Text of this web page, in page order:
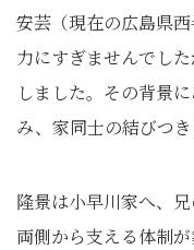
安芸（現在の広島県
力にすぎませんでし
しました。その背景
み、家同士の結びつき
隆景は小早川家へ、
両側から支える体制